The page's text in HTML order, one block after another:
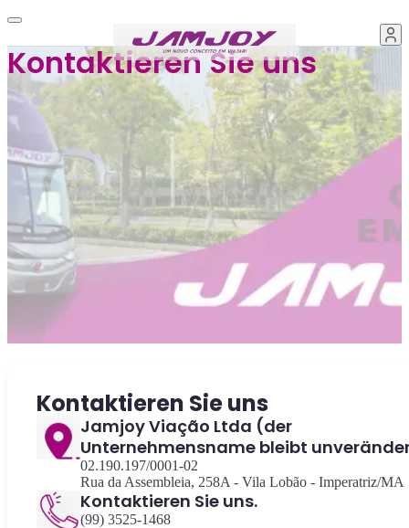
Kontaktieren Sie uns
Kontaktieren Sie uns
Jamjoy Viação Ltda (der
Unternehmensname bleibt
02.190.197/0001-02
Rua da Assembleia, 258A - Vila Lobão - Imperatriz/MA
Kontaktieren Sie uns.
(99) 3525-1468